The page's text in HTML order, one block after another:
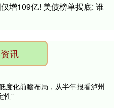
增109亿! 美债榜单揭底: 谁
讯
度化前瞻布局，从半年报看泸州
性”